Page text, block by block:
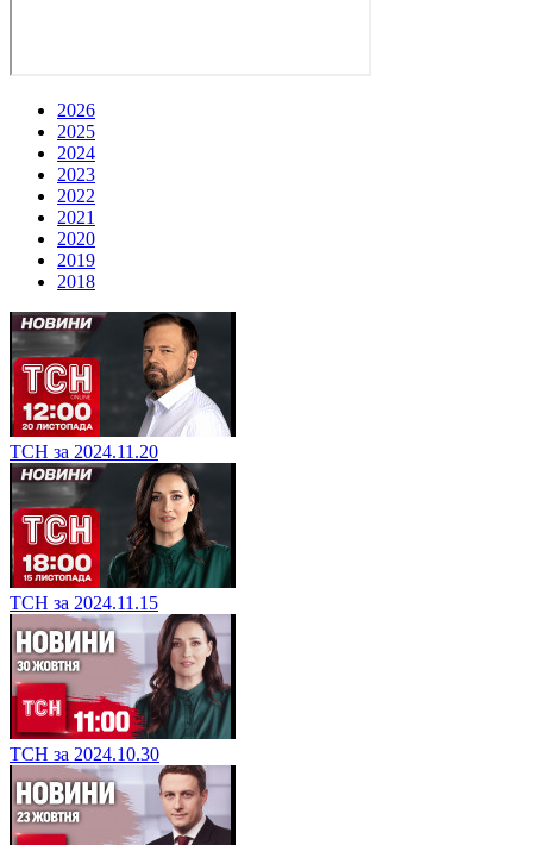
2026
2025
2024
2023
2022
2021
2020
2019
2018
ТСН за 2024.11.20
ТСН за 2024.11.15
ТСН за 2024.10.30